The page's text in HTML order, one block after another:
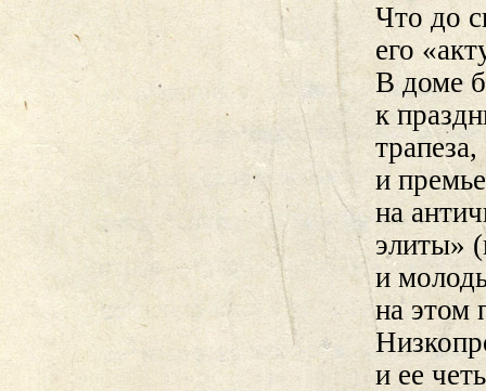
Что до
его
В доме
к
и
на
элиты»
и
на этом
и ее